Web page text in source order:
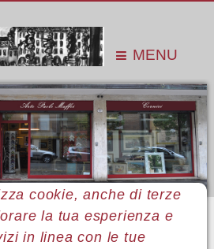
MENU
cookie, anche di terze
la tua esperienza e
in linea con le tue
Mostre 2013
della mostra